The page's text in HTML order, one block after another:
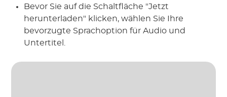
Bevor Sie auf die Schaltfläche "Jetzt
herunterladen" klicken, wählen Sie Ihre
bevorzugte Sprachoption für Audio und
Untertitel.